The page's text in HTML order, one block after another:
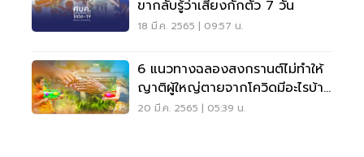
ขากลับรู้ว่าเสี่ยงกักตัว 7 วัน
18 มี.ค. 2565 | 09:57 น.
6 แนวทางฉลองสงกรานต์ไม่ทำให้
ญาติผู้ใหญ่ตายจากโควิดมีอะไรบ้าง
เช็กเลย
20 มี.ค. 2565 | 05:39 น.